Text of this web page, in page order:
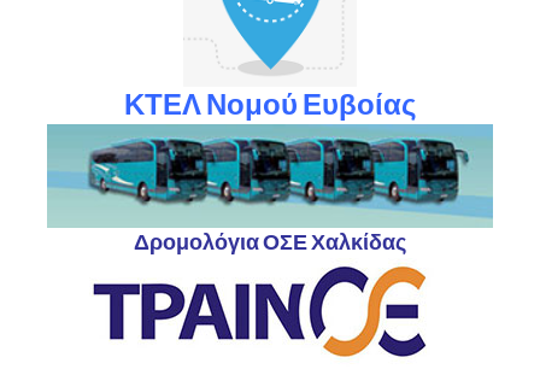
ΚΤΕΛ Νομού Ευβοίας
Δρομολόγια ΟΣΕ Χαλκίδας